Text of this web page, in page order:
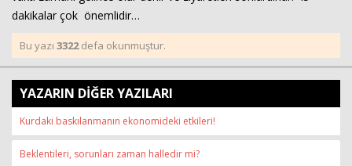
dakikalar çok önemlidir…
Bu yazı 3322defa okunmuştur.
YAZARIN DİĞER YAZILARI
Kurdaki baskılanmanın ekonomideki etkileri!
Beklentileri, sorunları zaman halledir mi?